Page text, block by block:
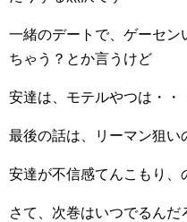
一緒のデートで、ゲーセン
ちゃう？とか言うけど
安達は、モテルやつは・・
最後の話は、リーマン狙い
安達が不信感てんこもり、
さて、次巻はいつでるんだ